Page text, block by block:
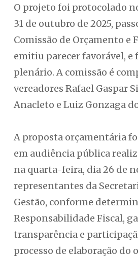
O projeto foi protocolado
31 de outubro de 2025,
Comissão de Orçamento e
emitiu parecer favorável, e
plenário. A comissão é
vereadores Rafael Gaspar
Anacleto e Luiz Gonzaga
A proposta orçamentária
em audiência pública
na quarta-feira, dia 26 de
representantes da
Gestão, conforme
Responsabilidade Fiscal,
transparência e
processo de elaboração do